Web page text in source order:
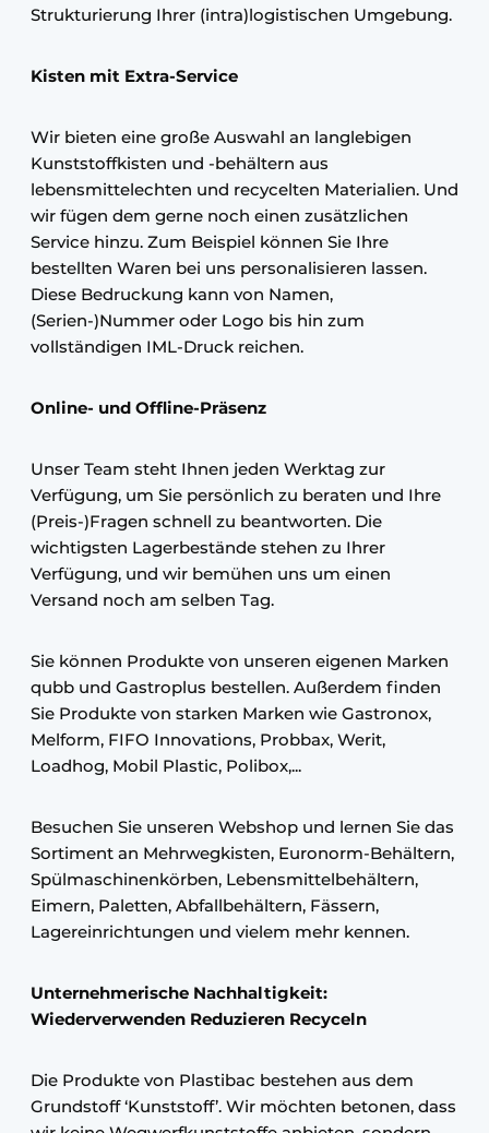
Strukturierung Ihrer (intra)logistischen Umgebung.
Kisten mit Extra-Service
Wir bieten eine große Auswahl an langlebigen
Kunststoffkisten und -behältern aus
lebensmittelechten und recycelten Materialien. Und
wir fügen dem gerne noch einen zusätzlichen
Service hinzu. Zum Beispiel können Sie Ihre
bestellten Waren bei uns personalisieren lassen.
Diese Bedruckung kann von Namen,
(Serien-)Nummer oder Logo bis hin zum
vollständigen IML-Druck reichen.
Online- und Offline-Präsenz
Unser Team steht Ihnen jeden Werktag zur
Verfügung, um Sie persönlich zu beraten und Ihre
(Preis-)Fragen schnell zu beantworten. Die
wichtigsten Lagerbestände stehen zu Ihrer
Verfügung, und wir bemühen uns um einen
Versand noch am selben Tag.
Sie können Produkte von unseren eigenen Marken
qubb und Gastroplus bestellen. Außerdem finden
Sie Produkte von starken Marken wie Gastronox,
Melform, FIFO Innovations, Probbax, Werit,
Loadhog, Mobil Plastic, Polibox,...
Besuchen Sie unseren Webshop und lernen Sie das
Sortiment an Mehrwegkisten, Euronorm-Behältern,
Spülmaschinenkörben, Lebensmittelbehältern,
Eimern, Paletten, Abfallbehältern, Fässern,
Lagereinrichtungen und vielem mehr kennen.
Unternehmerische Nachhaltigkeit:
Wiederverwenden Reduzieren Recyceln
Die Produkte von Plastibac bestehen aus dem
Grundstoff ‘Kunststoff’. Wir möchten betonen, dass